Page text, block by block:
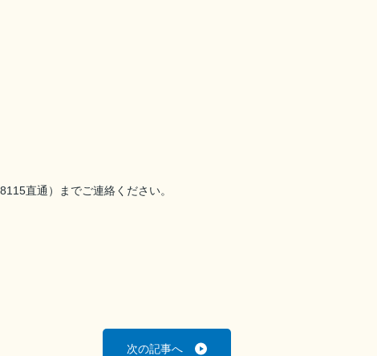
直通）までご連絡ください。
次の記事へ